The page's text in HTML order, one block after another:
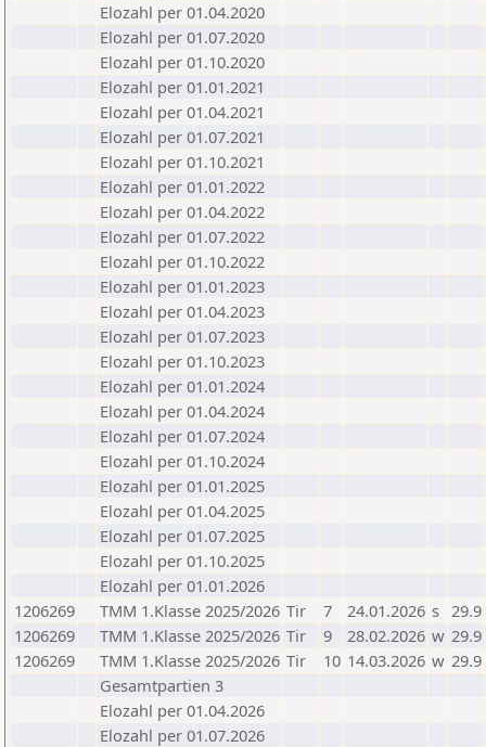
Elozahl per 01.04.2020
Elozahl per 01.07.2020
Elozahl per 01.10.2020
Elozahl per 01.01.2021
Elozahl per 01.04.2021
Elozahl per 01.07.2021
Elozahl per 01.10.2021
Elozahl per 01.01.2022
Elozahl per 01.04.2022
Elozahl per 01.07.2022
Elozahl per 01.10.2022
Elozahl per 01.01.2023
Elozahl per 01.04.2023
Elozahl per 01.07.2023
Elozahl per 01.10.2023
Elozahl per 01.01.2024
Elozahl per 01.04.2024
Elozahl per 01.07.2024
Elozahl per 01.10.2024
Elozahl per 01.01.2025
Elozahl per 01.04.2025
Elozahl per 01.07.2025
Elozahl per 01.10.2025
Elozahl per 01.01.2026
1206269
TMM 1.Klasse 2025/2026 Tir 7 24.01.2026 s 29.9
1206269
TMM 1.Klasse 2025/2026 Tir 9 28.02.2026 w 29.9
1206269
TMM 1.Klasse 2025/2026 Tir 10 14.03.2026 w 29.9
Gesamtpartien 3
Elozahl per 01.04.2026
Elozahl per 01.07.2026